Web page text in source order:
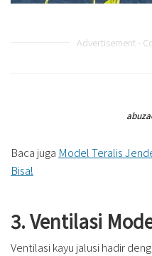
Advertisement -
Baca juga Model Teralis
Bisa!
3. Ventilasi
Ventilasi kayu jalusi hadir